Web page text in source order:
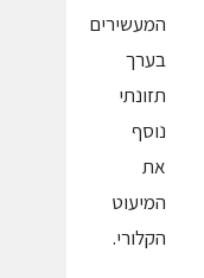
המעשירים
בערך
תזונתי
נוסף
את
המיעוט
הקלורי.